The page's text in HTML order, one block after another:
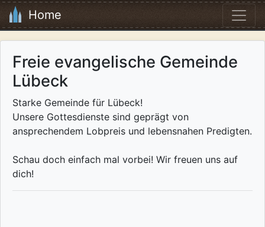
Home
Freie evangelische Gemeinde
Lübeck
Starke Gemeinde für Lübeck!
Unsere Gottesdienste sind geprägt von
ansprechendem Lobpreis und lebensnahen Predigten.
Schau doch einfach mal vorbei! Wir freuen uns auf
dich!